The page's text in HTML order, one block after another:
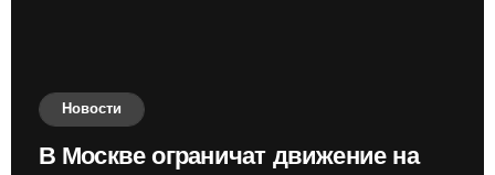
Новости
В Москве ограничат движение на